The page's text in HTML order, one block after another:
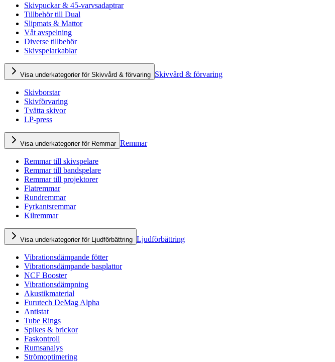
Skivpuckar & 45-varvsadaptrar
Tillbehör till Dual
Slipmats & Mattor
Våt avspelning
Diverse tillbehör
Skivspelarkablar
Visa underkategorier för Skivvård & förvaring Skivvård & förvaring
Skivborstar
Skivförvaring
Tvätta skivor
LP-press
Visa underkategorier för Remmar Remmar
Remmar till skivspelare
Remmar till bandspelare
Remmar till projektorer
Flatremmar
Rundremmar
Fyrkantsremmar
Kilremmar
Visa underkategorier för Ljudförbättring Ljudförbättring
Vibrationsdämpande fötter
Vibrationsdämpande basplattor
NCF Booster
Vibrationsdämpning
Akustikmaterial
Furutech DeMag Alpha
Antistat
Tube Rings
Spikes & brickor
Faskontroll
Rumsanalys
Strömoptimering